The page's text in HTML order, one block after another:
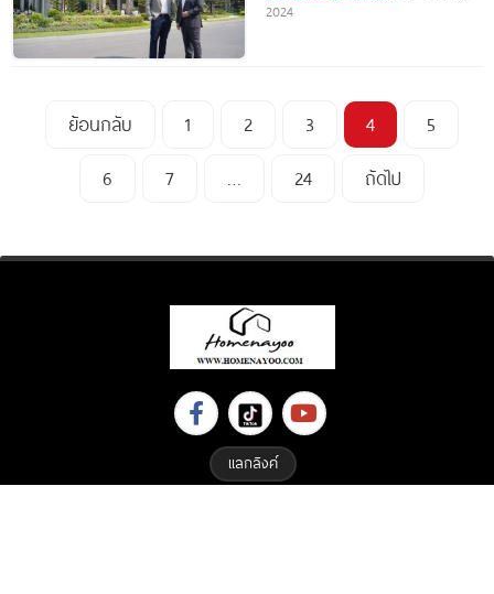
2024
ย้อนกลับ 1 2 3 4
5
6
7 … 24 ถัดไป
แลกลิงค์